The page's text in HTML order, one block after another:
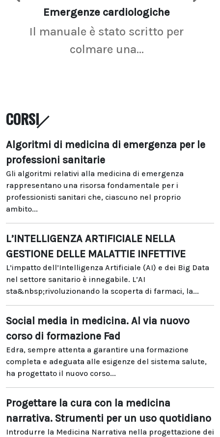
Emergenze cardiologiche
Il manuale è stato scritto per
colmare una...
CORSI
Algoritmi di medicina di emergenza per le
professioni sanitarie
Gli algoritmi relativi alla medicina di emergenza
rappresentano una risorsa fondamentale per i
professionisti sanitari che, ciascuno nel proprio
ambito...
L’INTELLIGENZA ARTIFICIALE NELLA
GESTIONE DELLE MALATTIE INFETTIVE
L’impatto dell’Intelligenza Artificiale (AI) e dei Big Data
nel settore sanitario è innegabile. L’AI
sta&nbsp;rivoluzionando la scoperta di farmaci, la...
Social media in medicina. Al via nuovo
corso di formazione Fad
Edra, sempre attenta a garantire una formazione
completa e adeguata alle esigenze del sistema salute,
ha progettato il nuovo corso...
Progettare la cura con la medicina
narrativa. Strumenti per un uso quotidiano
Introdurre la Medicina Narrativa nella progettazione dei